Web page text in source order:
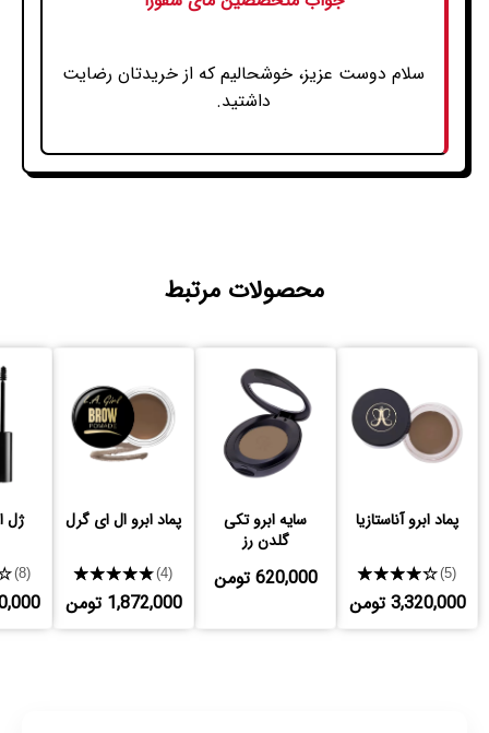
سلام دوست عزیز، خوشحالیم که از خریدتان رضایت
داشتید.
محصولات مرتبط
پماد ابرو آناستازیا
★★★★★(5)
3,320,000 تومن
سایه ابرو تکی
گلدن رز
620,000 تومن
پماد ابرو ال ای گرل
★★★★★(4)
1,872,000 تومن
ژل
(8)